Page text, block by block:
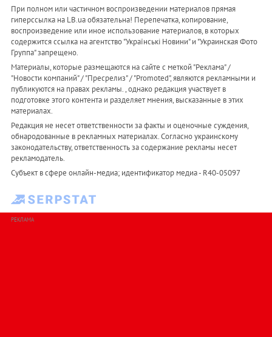
При полном или частичном воспроизведении материалов прямая
гиперссылка на LB.ua обязательна! Перепечатка, копирование,
воспроизведение или иное использование материалов, в которых
содержится ссылка на агентство "Українськi Новини" и "Украинская Фото
Группа" запрещено.
Материалы, которые размещаются на сайте с меткой "Реклама" /
"Новости компаний" / "Пресрелиз" / "Promoted", являются рекламными и
публикуются на правах рекламы. , однако редакция участвует в
подготовке этого контента и разделяет мнения, высказанные в этих
материалах.
Редакция не несет ответственности за факты и оценочные суждения,
обнародованные в рекламных материалах. Согласно украинскому
законодательству, ответственность за содержание рекламы несет
рекламодатель.
Субъект в сфере онлайн-медиа; идентификатор медиа - R40-05097
РЕКЛАМА